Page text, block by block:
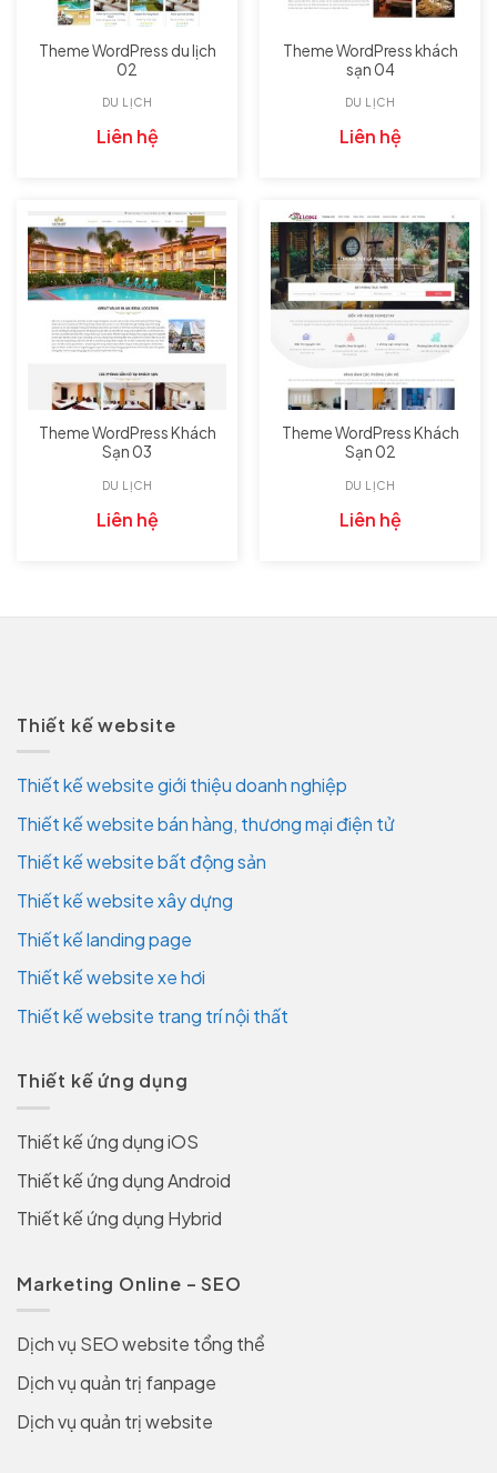
DU LỊCH
Theme WordPress du lịch
02
Liên hệ
DU LỊCH
Theme WordPress khách
sạn 04
Liên hệ
DU LỊCH
Theme WordPress Khách
Sạn 03
Liên hệ
DU LỊCH
Theme WordPress Khách
Sạn 02
Liên hệ
Thiết kế website
Thiết kế website giới thiệu doanh nghiệp
Thiết kế website bán hàng, thương mại điện tử
Thiết kế website bất động sản
Thiết kế website xây dựng
Thiết kế landing page
Thiết kế website xe hơi
Thiết kế website trang trí nội thất
Thiết kế ứng dụng
Thiết kế ứng dụng iOS
Thiết kế ứng dụng Android
Thiết kế ứng dụng Hybrid
Marketing Online – SEO
Dịch vụ SEO website tổng thể
Dịch vụ quản trị fanpage
Dịch vụ quản trị website